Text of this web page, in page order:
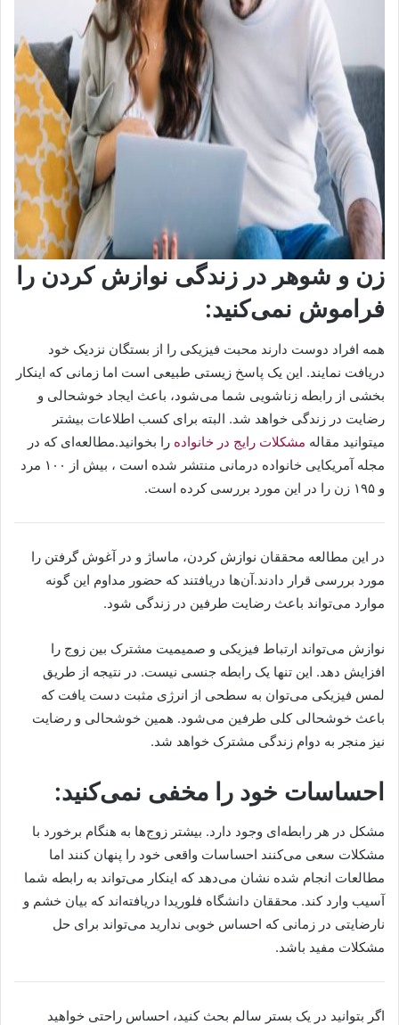
زن و شوهر در زندگی نوازش کردن را
فراموش نمی‌کنید:
همه افراد دوست دارند محبت فیزیکی را از بستگان نزدیک خود
دریافت نمایند. این یک پاسخ زیستی طبیعی است اما زمانی که اینکار
بخشی از رابطه زناشویی شما می‌شود، باعث ایجاد خوشحالی و
رضایت در زندگی خواهد شد. البته برای کسب اطلاعات بیشتر
میتوانید مقاله مشکلات رایج در خانواده را بخوانید.مطالعه‌ای که در
مجله آمریکایی خانواده درمانی منتشر شده است ، بیش از ۱۰۰ مرد
و ۱۹۵ زن را در این مورد بررسی کرده است.
در این مطالعه محققان نوازش کردن، ماساژ و در آغوش گرفتن را
مورد بررسی قرار دادند.آن‌ها دریافتند که حضور مداوم این گونه
موارد می‌تواند باعث رضایت طرفین در زندگی شود.
نوازش می‌تواند ارتباط فیزیکی و صمیمیت مشترک بین زوج را
افزایش دهد. این تنها یک رابطه جنسی نیست. در نتیجه از طریق
لمس فیزیکی می‌توان به سطحی از انرژی مثبت دست یافت که
باعث خوشحالی کلی طرفین می‌شود. همین خوشحالی و رضایت
نیز منجر به دوام زندگی مشترک خواهد شد.
احساسات خود را مخفی نمی‌کنید:
مشکل در هر رابطه‌ای وجود دارد. بیشتر زوج‌ها به هنگام برخورد با
مشکلات سعی می‌کنند احساسات واقعی خود را پنهان کنند اما
مطالعات انجام شده نشان می‌دهد که اینکار می‌تواند به رابطه شما
آسیب وارد کند. محققان دانشگاه فلوریدا دریافته‌اند که بیان خشم و
نارضایتی در زمانی که احساس خوبی ندارید می‌تواند برای حل
مشکلات مفید باشد.
اگر بتوانید در یک بستر سالم بحث کنید، احساس راحتی خواهید